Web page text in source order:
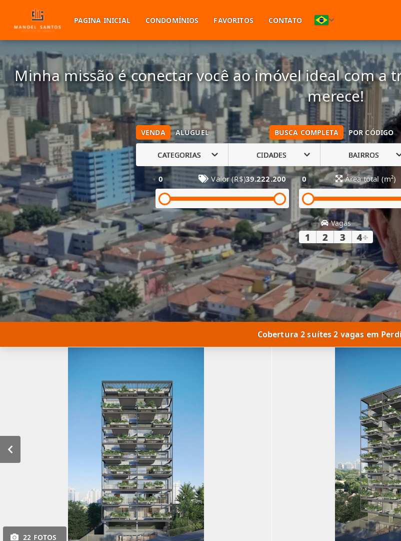
(11) 94748-1601
PAGINA INICIAL CONDOMÍNIOS FAVORITOS CONTATO
Minha missão é conectar você ao imóvel ideal com a
merece!
VENDA ALUGUEL BUSCA COMPLETA POR CÓDIGO
CATEGORIAS CIDADES BAIRROS
0 Valor (R$)39.222.200 0 Área total (m²)
Vagas
1 2 3 4+
Cobertura 2 suítes 2 vagas em
22 FOTOS